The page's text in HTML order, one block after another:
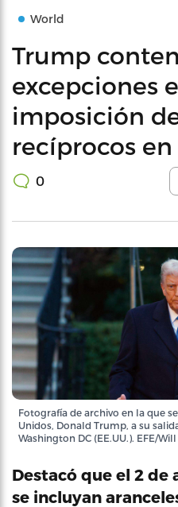
World
Trump
excepciones
imposición
recíprocos
0
Fotografía de archivo en la que
Unidos, Donald Trump, a su
Washington DC (EE.UU.). EFE/
Destacó que el 2
se incluyan